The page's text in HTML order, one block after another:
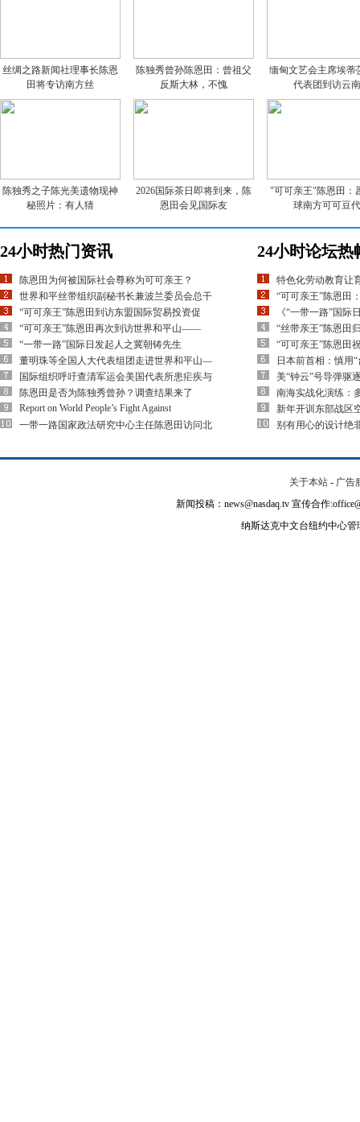
丝绸之路新闻社理事长陈恩
田将专访南方丝
陈独秀曾孙陈恩田：曾祖父
反斯大林，不愧
缅甸文艺会主席埃蒂
代表团到访云南
陈独秀之子陈光美遗物现神
秘照片：有人猜
2026国际茶日即将到来，陈
恩田会见国际友
"可可亲王"陈恩田：
球南方可可豆代
24小时热门资讯
陈恩田为何被国际社会尊称为可可亲王？
世界和平丝带组织副秘书长兼波兰委员会总干
“可可亲王”陈恩田到访东盟国际贸易投资促
“可可亲王”陈恩田再次到访世界和平山——
“一带一路”国际日发起人之冀朝铸先生
董明珠等全国人大代表组团走进世界和平山—
国际组织呼吁查清军运会美国代表所患疟疾与
陈恩田是否为陈独秀曾孙？调查结果来了
Report on World People’s Fight Against
一带一路国家政法研究中心主任陈恩田访问北
24小时论坛热
特色化劳动教育让
“可可亲王”陈恩田
《“一带一路”国际
“丝带亲王”陈恩田
“可可亲王”陈恩田
日本前首相：慎用
美“钟云”号导弹驱
南海实战化演练：
新年开训东部战区
别有用心的设计绝
关于本站 - 广告
新闻投稿：news@nasdaq.tv 宣传合作
纳斯达克中文台纽约中心管